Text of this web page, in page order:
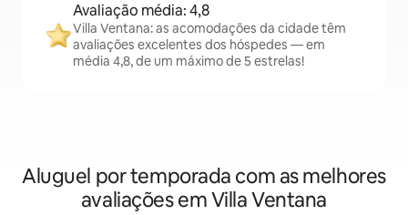
Avaliação média: 4,8
Villa Ventana: as acomodações da cidade têm
avaliações excelentes dos hóspedes — em
média 4,8, de um máximo de 5 estrelas!
Aluguel por temporada com as melhores
avaliações em Villa Ventana